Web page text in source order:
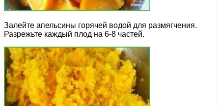
Залейте апельсины горячей водой для размягчения.
Разрежьте каждый плод на 6-8 частей.